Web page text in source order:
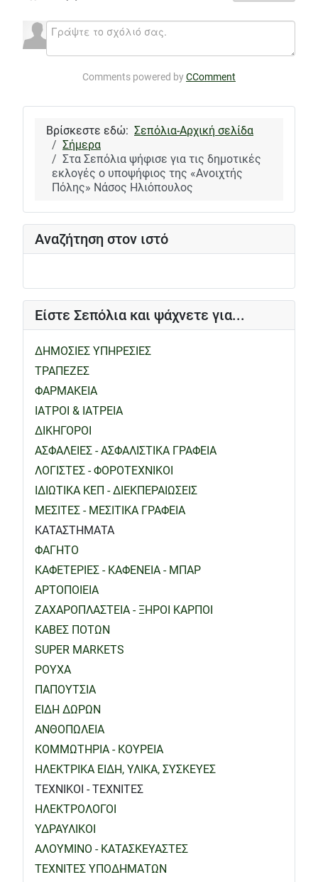
Αναζήτηση στον ιστό
Είστε Σεπόλια και ψάχνετε για...
ΔΗΜΟΣΙΕΣ ΥΠΗΡΕΣΙΕΣ
ΤΡΑΠΕΖΕΣ
ΦΑΡΜΑΚΕΙΑ
ΙΑΤΡΟΙ & ΙΑΤΡΕΙΑ
ΔΙΚΗΓΟΡΟΙ
ΑΣΦΑΛΕΙΕΣ - ΑΣΦΑΛΙΣΤΙΚΑ ΓΡΑΦΕΙΑ
ΛΟΓΙΣΤΕΣ - ΦΟΡΟΤΕΧΝΙΚΟΙ
ΙΔΙΩΤΙΚΑ ΚΕΠ - ΔΙΕΚΠΕΡΑΙΩΣΕΙΣ
ΜΕΣΙΤΕΣ - ΜΕΣΙΤΙΚΑ ΓΡΑΦΕΙΑ
ΚΑΤΑΣΤΗΜΑΤΑ
ΦΑΓΗΤΟ
ΚΑΦΕΤΕΡΙΕΣ - ΚΑΦΕΝΕΙΑ - ΜΠΑΡ
ΑΡΤΟΠΟΙΕΙΑ
ΖΑΧΑΡΟΠΛΑΣΤΕΙΑ - ΞΗΡΟΙ ΚΑΡΠΟΙ
ΚΑΒΕΣ ΠΟΤΩΝ
SUPER MARKETS
ΡΟΥΧΑ
ΠΑΠΟΥΤΣΙΑ
ΕΙΔΗ ΔΩΡΩΝ
ΑΝΘΟΠΩΛΕΙΑ
ΚΟΜΜΩΤΗΡΙΑ - ΚΟΥΡΕΙΑ
ΗΛΕΚΤΡΙΚΑ ΕΙΔΗ, ΥΛΙΚΑ, ΣΥΣΚΕΥΕΣ
ΤΕΧΝΙΚΟΙ - ΤΕΧΝΙΤΕΣ
ΗΛΕΚΤΡΟΛΟΓΟΙ
ΥΔΡΑΥΛΙΚΟΙ
ΑΛΟΥΜΙΝΟ - ΚΑΤΑΣΚΕΥΑΣΤΕΣ
ΤΕΧΝΙΤΕΣ ΥΠΟΔΗΜΑΤΩΝ
Comments powered byCComment
Βρίσκεστε εδώ: Σεπόλια-Αρχική σελίδα
Σήμερα
Στα Σεπόλια ψήφισε για τις δημοτικές
εκλογές ο υποψήφιος της «Ανοιχτής
Πόλης» Νάσος Ηλιόπουλος